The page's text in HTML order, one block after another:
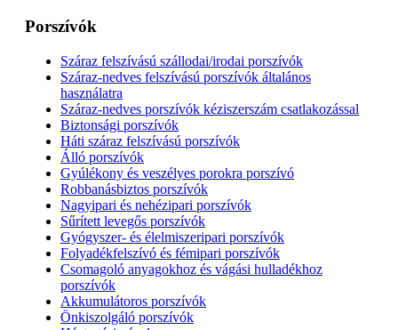
Porszívók
Száraz felszívású szállodai/irodai porszívók
Száraz-nedves felszívású porszívók általános
használatra
Száraz-nedves porszívók kéziszerszám csatlakozással
Biztonsági porszívók
Háti száraz felszívású porszívók
Álló porszívók
Gyúlékony és veszélyes porokra porszívó
Robbanásbiztos porszívók
Nagyipari és nehézipari porszívók
Sűrített levegős porszívók
Gyógyszer- és élelmiszeripari porszívók
Folyadékfelszívó és fémipari porszívók
Csomagoló anyagokhoz és vágási hulladékhoz
porszívók
Akkumulátoros porszívók
Önkiszolgáló porszívók